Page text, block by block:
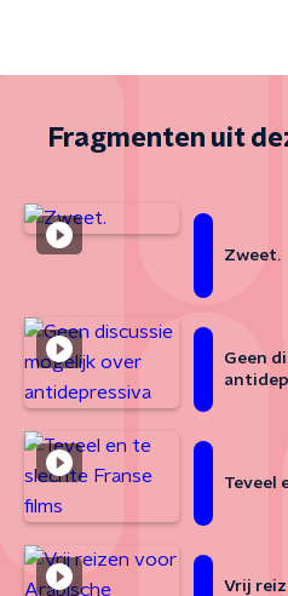
Fragmenten uit
Zweet.
Geen
Teveel
Vrij